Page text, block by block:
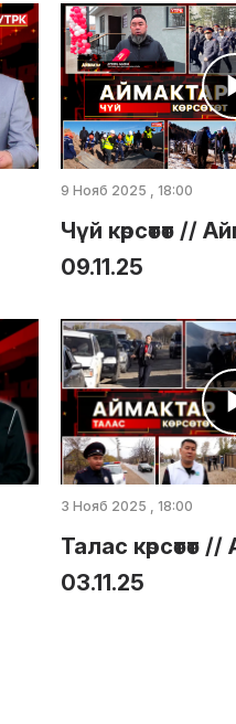
9 Нояб 2025 , 18:00
Чүй көрсөтөт //
09.11.25
3 Нояб 2025 , 18:00
Талас көрсөтөт
03.11.25